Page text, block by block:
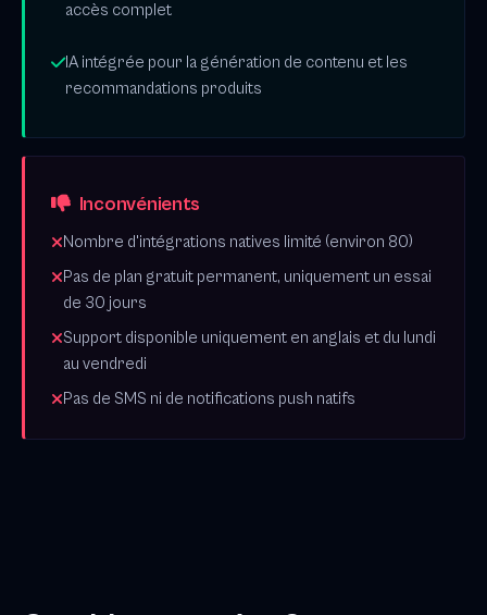
accès complet
IA intégrée pour la génération de contenu et les
recommandations produits
Inconvénients
Nombre d'intégrations natives limité (environ 80)
Pas de plan gratuit permanent, uniquement un essai
de 30 jours
Support disponible uniquement en anglais et du lundi
au vendredi
Pas de SMS ni de notifications push natifs